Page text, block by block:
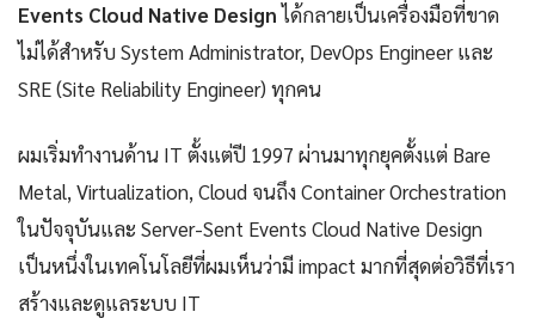
Events Cloud Native Designได้กลายเป็นเครื่องมือที่ขาด
ไม่ได้สำหรับ System Administrator, DevOps Engineer และ
SRE (Site Reliability Engineer) ทุกคน
ผมเริ่มทำงานด้าน IT ตั้งแต่ปี 1997 ผ่านมาทุกยุคตั้งแต่ Bare
Metal, Virtualization, Cloud จนถึง Container Orchestration
ในปัจจุบันและ Server-Sent Events Cloud Native Design
เป็นหนึ่งในเทคโนโลยีที่ผมเห็นว่ามี impact มากที่สุดต่อวิธีที่เรา
สร้างและดูแลระบบ IT